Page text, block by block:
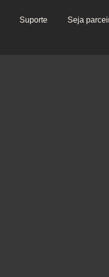
Suporte Seja